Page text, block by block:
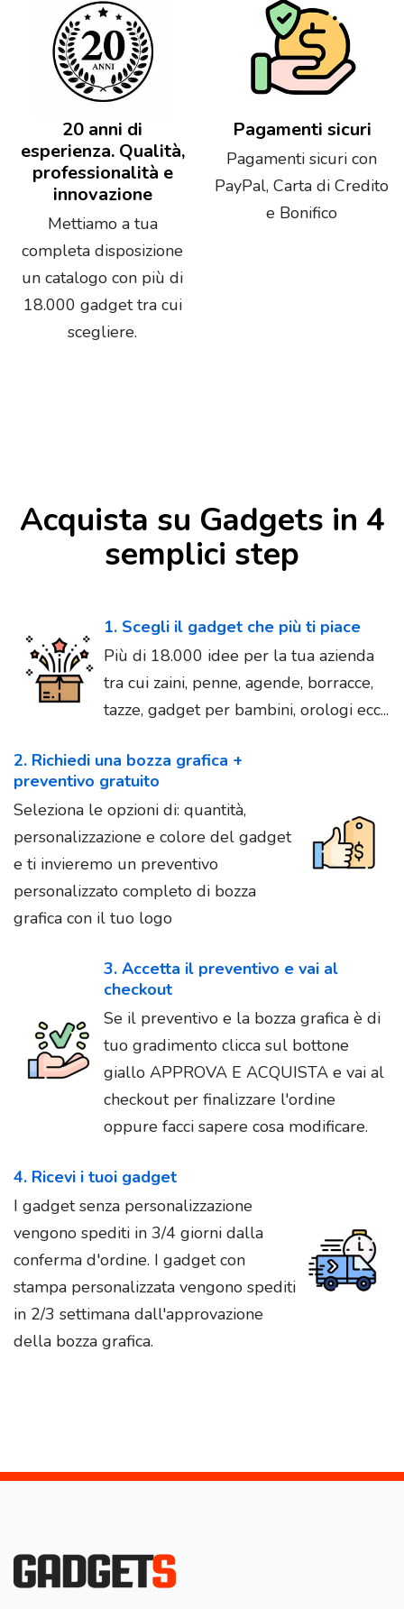
20 anni di
esperienza. Qualità,
professionalità e
innovazione
Mettiamo a tua
completa disposizione
un catalogo con più di
18.000 gadget tra cui
scegliere.
Pagamenti sicuri
Pagamenti sicuri con
PayPal, Carta di Credito
e Bonifico
Acquista su Gadgets in 4
semplici step
1. Scegli il gadget che più ti piace
Più di 18.000 idee per la tua azienda
tra cui zaini, penne, agende, borracce,
tazze, gadget per bambini, orologi ecc...
2. Richiedi una bozza grafica +
preventivo gratuito
Seleziona le opzioni di: quantità,
personalizzazione e colore del gadget
e ti invieremo un preventivo
personalizzato completo di bozza
grafica con il tuo logo
3. Accetta il preventivo e vai al
checkout
Se il preventivo e la bozza grafica è di
tuo gradimento clicca sul bottone
giallo APPROVA E ACQUISTA e vai al
checkout per finalizzare l'ordine
oppure facci sapere cosa modificare.
4. Ricevi i tuoi gadget
I gadget senza personalizzazione
vengono spediti in 3/4 giorni dalla
conferma d'ordine. I gadget con
stampa personalizzata vengono spediti
in 2/3 settimana dall'approvazione
della bozza grafica.